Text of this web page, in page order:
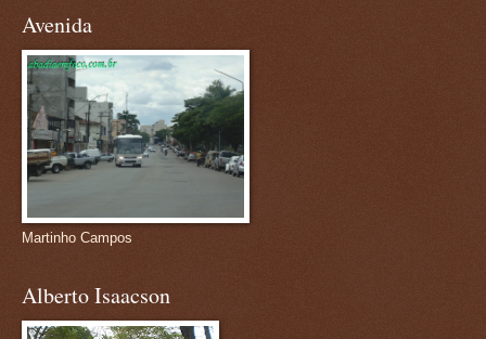
Avenida
Martinho Campos
Alberto Isaacson